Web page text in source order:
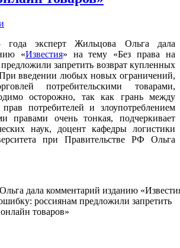
года эксперт Жильцова Ольга дала
«Известия» на тему «Без права на
запретить возврат купленных
введении любых новых ограничений,
потребительскими товарами,
осторожно, так как грань между
потребителей и злоупотреблением
правами очень тонкая, подчеркивает
наук, доцент кафедры логистики
при Правительстве РФ Ольга
дала комментарий изданию
россиянам предложили запретить
товаров»